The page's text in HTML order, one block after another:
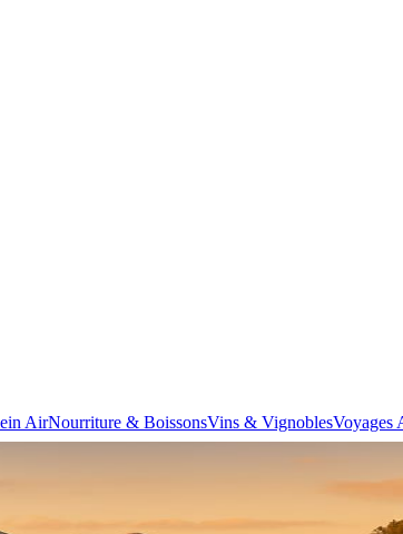
AirNourriture & BoissonsVins & VignoblesVoyages